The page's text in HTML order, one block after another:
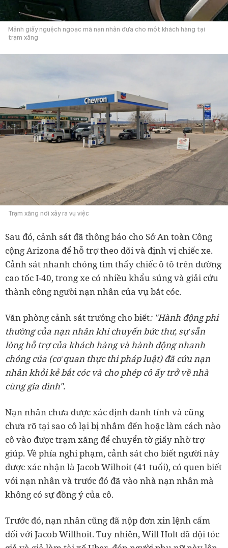
Mảnh giấy nguệch ngoạc mà nạn nhân đưa cho một khách hàng tại
trạm xăng
Trạm xăng nơi xảy ra vụ việc
Sau đó, cảnh sát đã thông báo cho Sở An toàn Công
cộng Arizona để hỗ trợ theo dõi và định vị chiếc xe.
Cảnh sát nhanh chóng tìm thấy chiếc ô tô trên đường
cao tốc I-40, trong xe có nhiều khẩu súng và giải cứu
thành công người nạn nhân của vụ bắt cóc.
Văn phòng cảnh sát trưởng cho biết: "Hành động phi
thường của nạn nhân khi chuyển bức thư, sự sẵn
lòng hỗ trợ của khách hàng và hành động nhanh
chóng của (cơ quan thực thi pháp luật) đã cứu nạn
nhân khỏi kẻ bắt cóc và cho phép cô ấy trở về nhà
cùng gia đình".
Nạn nhân chưa được xác định danh tính và cũng
chưa rõ tại sao cô lại bị nhắm đến hoặc làm cách nào
cô vào được trạm xăng để chuyển tờ giấy nhờ trợ
giúp. Về phía nghi phạm, cảnh sát cho biết người này
được xác nhận là Jacob Wilhoit (41 tuổi), có quen biết
với nạn nhân và trước đó đã vào nhà nạn nhân mà
không có sự đồng ý của cô.
Trước đó, nạn nhân cũng đã nộp đơn xin lệnh cấm
đối với Jacob Willhoit. Tuy nhiên, Will Holt đã đội tóc